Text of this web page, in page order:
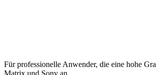
Für professionelle Anwender, die eine hohe
Matrix und Sony an.